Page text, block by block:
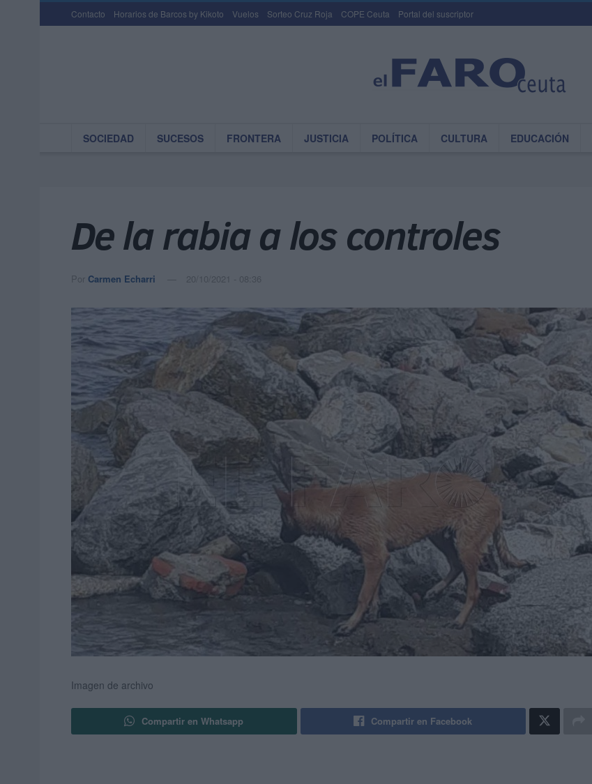
Contacto Horarios de Barcos by Kikoto Vuelos Sorteo Cruz Roja COPE Ceuta Portal del suscriptor
SOCIEDAD SUCESOS FRONTERA JUSTICIA POLÍTICA CULTURA EDUCACIÓN
De la rabia a los controles
Por Carmen Echarri 20/10/2021 - 08:36
Imagen de archivo
Compartir en Whatsapp Compartir en Facebook